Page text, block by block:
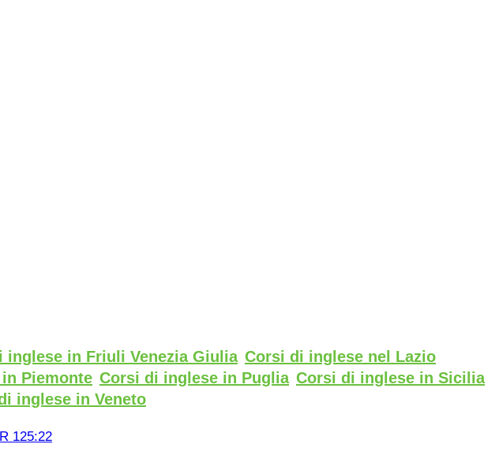
inglese in Friuli Venezia Giulia Corsi di inglese nel Lazio
Piemonte Corsi di inglese in Puglia Corsi di inglese in Sicilia
inglese in Veneto
125:22